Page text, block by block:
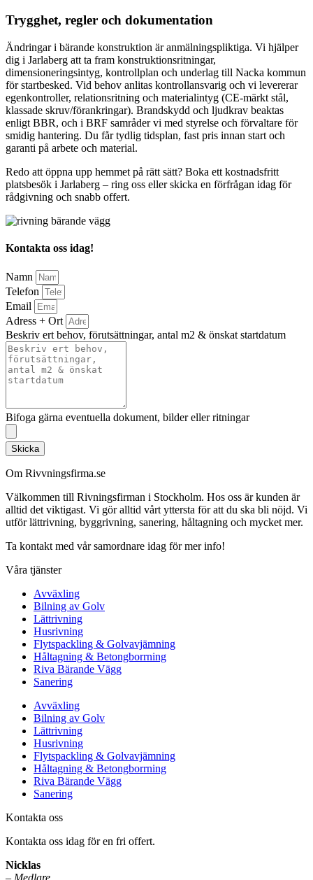
Trygghet, regler och dokumentation
Ändringar i bärande konstruktion är anmälningspliktiga. Vi hjälper
dig i Jarlaberg att ta fram konstruktionsritningar,
dimensioneringsintyg, kontrollplan och underlag till Nacka kommun
för startbesked. Vid behov anlitas kontrollansvarig och vi levererar
egenkontroller, relationsritning och materialintyg (CE-märkt stål,
klassade skruv/förankringar). Brandskydd och ljudkrav beaktas
enligt BBR, och i BRF samråder vi med styrelse och förvaltare för
smidig hantering. Du får tydlig tidsplan, fast pris innan start och
garanti på arbete och material.
Redo att öppna upp hemmet på rätt sätt? Boka ett kostnadsfritt
platsbesök i Jarlaberg – ring oss eller skicka en förfrågan idag för
rådgivning och snabb offert.
Kontakta oss idag!
Namn
Telefon
Email
Adress + Ort
Beskriv ert behov, förutsättningar, antal m2 & önskat startdatum
Bifoga gärna eventuella dokument, bilder eller ritningar
Skicka
Om Rivvningsfirma.se
Välkommen till Rivningsfirman i Stockholm. Hos oss är kunden är
alltid det viktigast. Vi gör alltid vårt yttersta för att du ska bli nöjd. Vi
utför lättrivning, byggrivning, sanering, håltagning och mycket mer.
Ta kontakt med vår samordnare idag för mer info!
Våra tjänster
Avväxling
Bilning av Golv
Lättrivning
Husrivning
Flytspackling & Golvavjämning
Håltagning & Betongborrning
Riva Bärande Vägg
Sanering
Avväxling
Bilning av Golv
Lättrivning
Husrivning
Flytspackling & Golvavjämning
Håltagning & Betongborrning
Riva Bärande Vägg
Sanering
Kontakta oss
Kontakta oss idag för en fri offert.
Nicklas
– Medlare